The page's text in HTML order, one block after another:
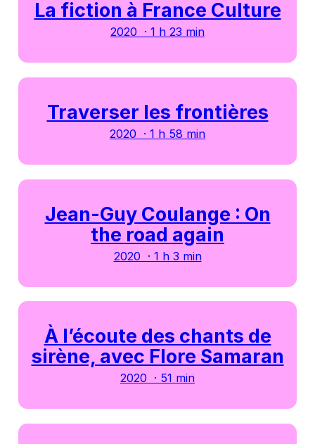
La fiction à France Culture
2020 · 1 h 23 min
Traverser les frontières
2020 · 1 h 58 min
Jean-Guy Coulange : On
the road again
2020 · 1 h 3 min
À l’écoute des chants de
sirène, avec Flore Samaran
2020 · 51 min